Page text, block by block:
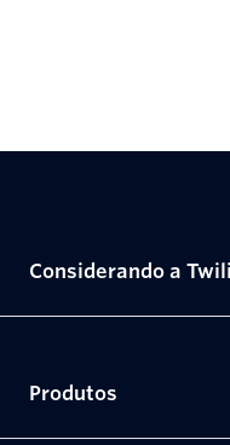
Considerando a
Produtos